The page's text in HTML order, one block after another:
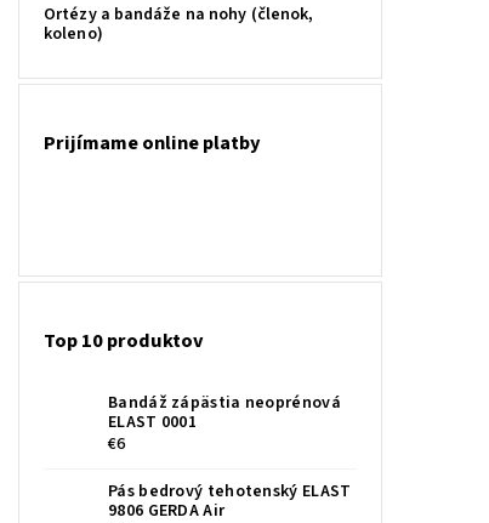
Ortézy a bandáže na nohy (členok,
koleno)
Prijímame online platby
Top 10 produktov
Bandáž zápästia neoprénová
ELAST 0001
€6
Pás bedrový tehotenský ELAST
9806 GERDA Air